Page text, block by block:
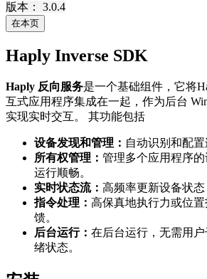
版本： 3.0.4
在本页
Haply Inverse SDK
Haply 反向服务是一个基础组件，它将
互式应用程序集成在一起，作为后台
实现实时交互。 其功能包括
设备发现和管理： 自动识别和配置
所有权管理： 管理多个应用程序
运行顺畅。
实时状态流： 高频率更新设备状态
指令处理： 高保真地执行力或位
馈。
后台运行： 在后台运行，无需用
绪状态。